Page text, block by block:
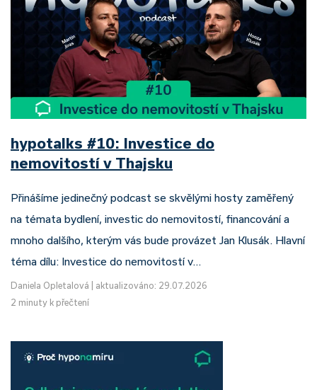
hypotalks #10: Investice do
nemovitostí v Thajsku
Přinášíme jedinečný podcast se skvělými hosty zaměřený
na témata bydlení, investic do nemovitostí, financování a
mnoho dalšího, kterým vás bude provázet Jan Klusák. Hlavní
téma dílu: Investice do nemovitostí v…
Daniela Opletalová
aktualizováno: 29.07.2026
2 minuty k přečtení